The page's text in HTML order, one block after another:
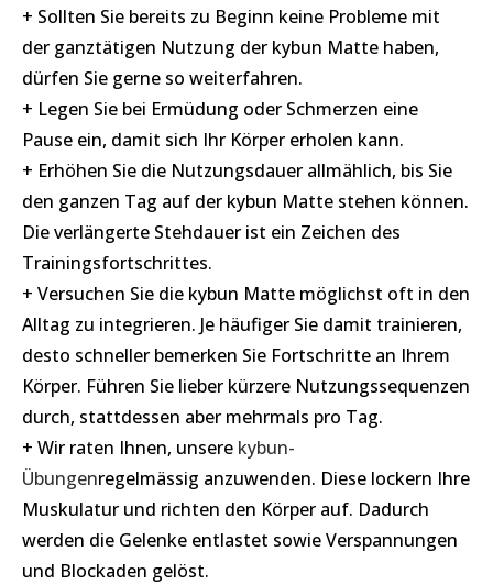
+ Sollten Sie bereits zu Beginn keine Probleme mit
der ganztätigen Nutzung der kybun Matte haben,
dürfen Sie gerne so weiterfahren.
+ Legen Sie bei Ermüdung oder Schmerzen eine
Pause ein, damit sich Ihr Körper erholen kann.
+ Erhöhen Sie die Nutzungsdauer allmählich, bis Sie
den ganzen Tag auf der kybun Matte stehen können.
Die verlängerte Stehdauer ist ein Zeichen des
Trainingsfortschrittes.
+ Versuchen Sie die kybun Matte möglichst oft in den
Alltag zu integrieren. Je häufiger Sie damit trainieren,
desto schneller bemerken Sie Fortschritte an Ihrem
Körper. Führen Sie lieber kürzere Nutzungssequenzen
durch, stattdessen aber mehrmals pro Tag.
+ Wir raten Ihnen, unsere kybun-
Übungenregelmässig anzuwenden. Diese lockern Ihre
Muskulatur und richten den Körper auf. Dadurch
werden die Gelenke entlastet sowie Verspannungen
und Blockaden gelöst.